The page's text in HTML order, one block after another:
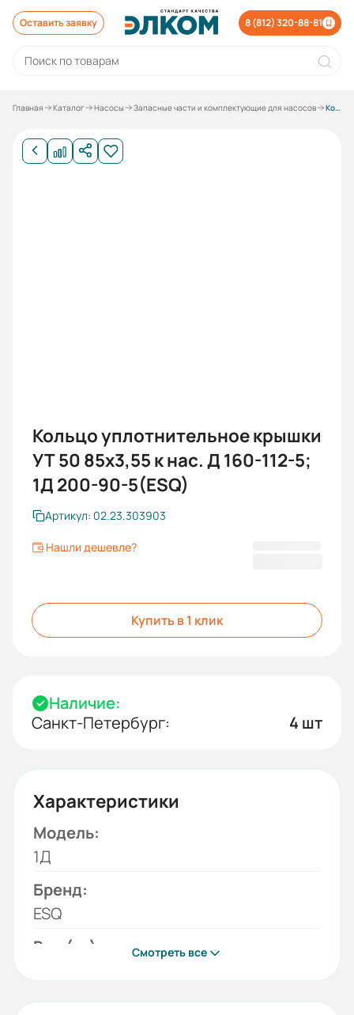
Оставить заявку 8 (812) 320-88-81
Главная Каталог Насосы Запасные части и комплектующие для насосов Кольцо уплотнительное крышки УТ 50 85х3,55 к насосу Д 160-112-5; 1Д 200-90-5
Кольцо уплотнительное крышки
УТ 50 85х3,55 к нас. Д 160-112-5;
1Д 200-90-5(ESQ)
Артикул: 02.23.303903
Нашли дешевле?
Купить в 1 клик
Наличие:
Санкт-Петербург:
4 шт
Характеристики
Модель:
1Д
Бренд:
ESQ
Вес (кг):
Смотреть все